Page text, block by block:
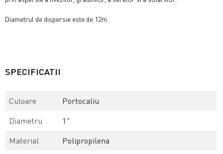
Diametrul de dispersie este de 12m.
SPECIFICATII
Culoare
Portocaliu
Diametru
1"
Material
Polipropilena